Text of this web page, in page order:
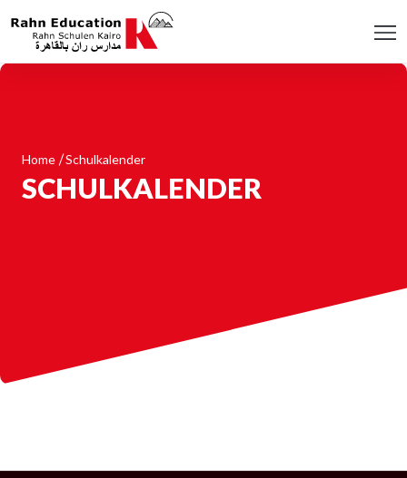
Home Schulkalender
SCHULKALENDER